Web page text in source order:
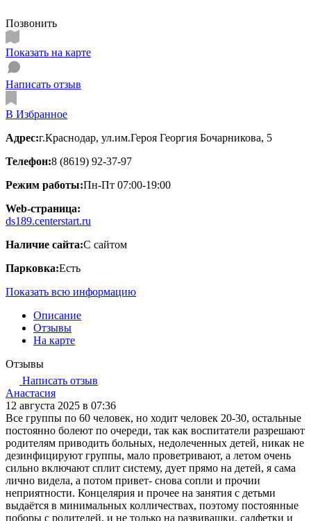
Позвонить
Показать на карте
Написать отзыв
В Избранное
Адрес:г.Краснодар, ул.им.Героя Георгия Бочарникова, 5
Телефон:8 (8619) 92-37-97
Режим работы:Пн-Пт 07:00-19:00
Web-страница:
ds189.centerstart.ru
Наличие сайта:С сайтом
Парковка:Есть
Показать всю информацию
Описание
Отзывы
На карте
Отзывы
Написать отзыв
Анастасия
12 августа 2025 в 07:36
Все группы по 60 человек, но ходит человек 20-30, остальные
постоянно болеют по очереди, так как воспитатели разрешают
родителям приводить больных, недолеченных детей, никак не
дезинфицируют группы, мало проветривают, а летом очень
сильно включают сплит систему, дует прямо на детей, я сама
лично видела, а потом привет- снова сопли и прочии
неприятности. Концелярия и прочее на занятия с детьми
выдаётся в минимальных колличествах, поэтому постоянные
поборы с родителей, и не только на развивашки, салфетки и